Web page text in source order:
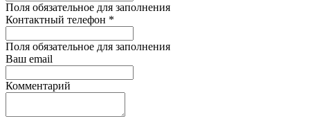
Поля обязательное для заполнения
Контактный телефон *
Поля обязательное для заполнения
Ваш email
Комментарий